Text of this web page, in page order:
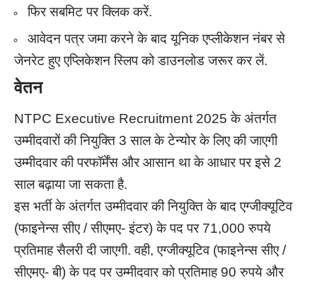
फिर सबमिट पर क्लिक करें.
आवेदन पत्र जमा करने के बाद यूनिक एप्लीकेशन नंबर से
जेनरेट हुए एप्लिकेशन स्लिप को डाउनलोड जरूर कर लें.
वेतन
NTPC Executive Recruitment 2025 के अंतर्गत
उम्मीदवारों की नियुक्ति 3 साल के टेन्योर के लिए की जाएगी
उम्मीदवार की परफॉर्मेंस और आसान था के आधार पर इसे 2
साल बढ़ाया जा सकता है.
इस भर्ती के अंतर्गत उम्मीदवार की नियुक्ति के बाद एग्जीक्यूटिव
(फाइनेन्स सीए / सीएमए- इंटर) के पद पर 71,000 रुपये
प्रतिमाह सैलरी दी जाएगी. वही, एग्जीक्यूटिव (फाइनेन्स सीए /
सीएमए- बी) के पद पर उम्मीदवार को प्रतिमाह 90 रुपये और